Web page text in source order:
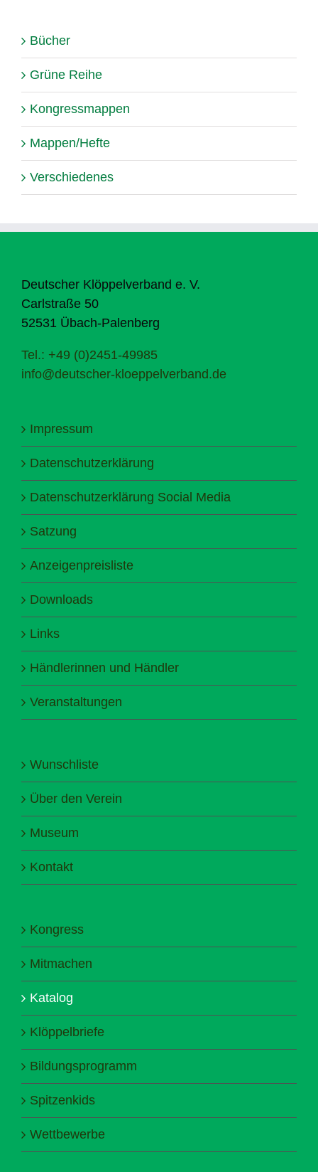
Bücher
Grüne Reihe
Kongressmappen
Mappen/Hefte
Verschiedenes
Deutscher Klöppelverband e. V.
Carlstraße 50
52531 Übach-Palenberg
Tel.: +49 (0)2451-49985
info@deutscher-kloeppelverband.de
Impressum
Datenschutzerklärung
Datenschutzerklärung Social Media
Satzung
Anzeigenpreisliste
Downloads
Links
Händlerinnen und Händler
Veranstaltungen
Wunschliste
Über den Verein
Museum
Kontakt
Kongress
Mitmachen
Katalog
Klöppelbriefe
Bildungsprogramm
Spitzenkids
Wettbewerbe